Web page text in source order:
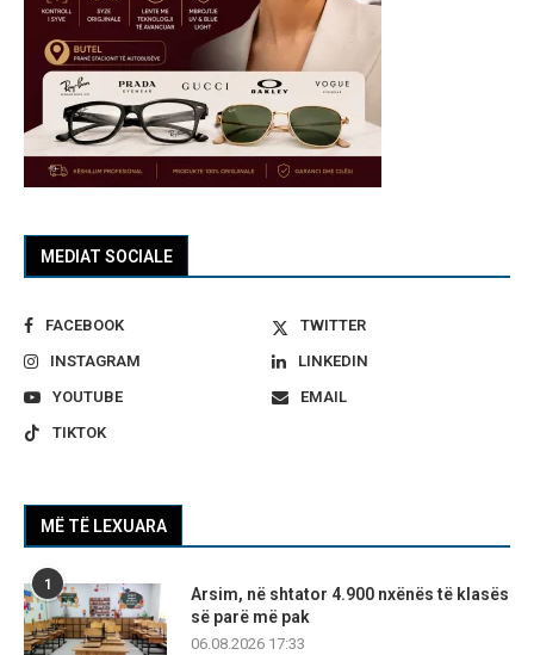
MEDIAT SOCIALE
FACEBOOK
TWITTER
INSTAGRAM
LINKEDIN
YOUTUBE
EMAIL
TIKTOK
MË TË LEXUARA
1
Arsim, në shtator 4.900 nxënës të klasës
së parë më pak
06.08.2026 17:33